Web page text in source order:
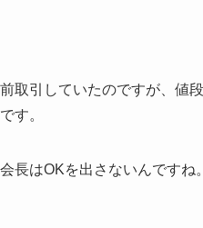
取引していたのですが、値
す。
長はOKを出さないんですね。